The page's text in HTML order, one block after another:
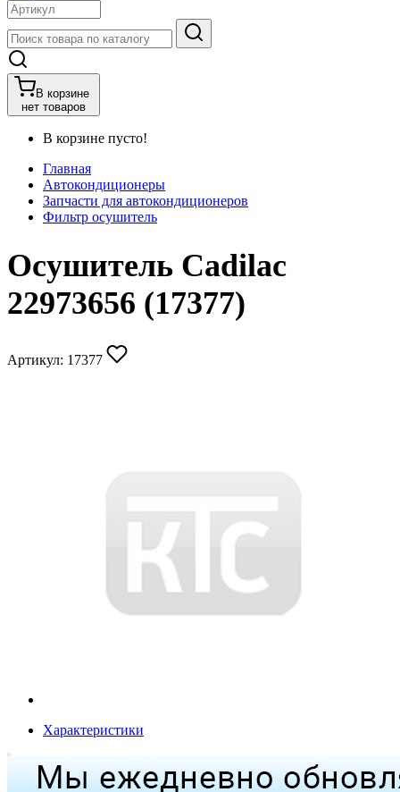
В корзине
нет товаров
В корзине пусто!
Главная
Автокондиционеры
Запчасти для автокондиционеров
Фильтр осушитель
Осушитель Cadilac
22973656 (17377)
Артикул: 17377
Характеристики